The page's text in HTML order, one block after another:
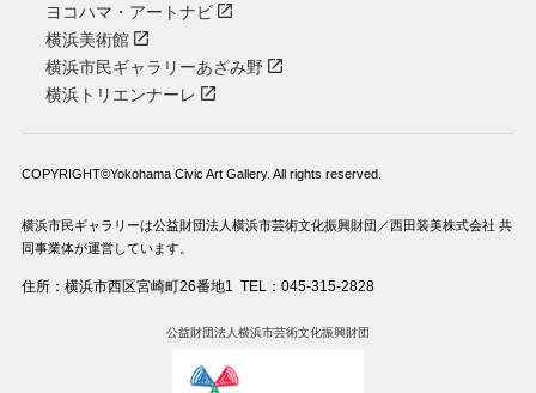
ヨコハマ・アートナビ
横浜美術館
横浜市民ギャラリーあざみ野
横浜トリエンナーレ
COPYRIGHT©Yokohama Civic Art Gallery. All rights reserved.
横浜市民ギャラリーは公益財団法人横浜市芸術文化振興財団／西田装美株式会社 共
同事業体が運営しています。
住所：横浜市西区宮崎町26番地1 TEL：045-315-2828
公益財団法人横浜市芸術文化振興財団